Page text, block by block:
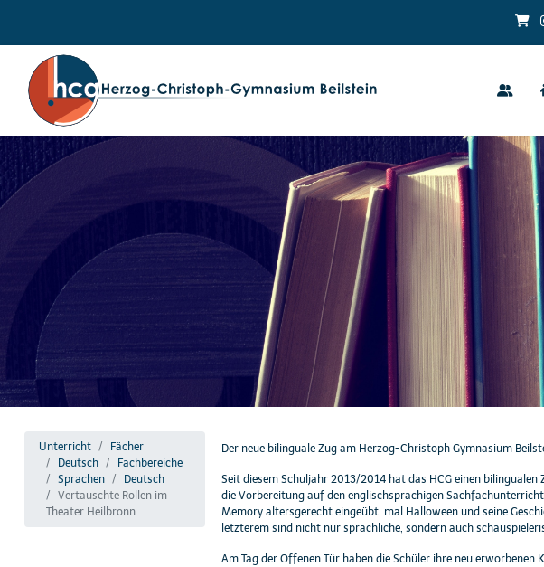
Unterricht
Fächer
Deutsch
Fachbereiche
Sprachen
Deutsch
Vertauschte Rollen im
Theater Heilbronn
Der neue bilinguale Zug am Herzog-Christoph Gymnasium
Seit diesem Schuljahr 2013/2014 hat das HCG einen
die Vorbereitung auf den englischsprachigen
Memory altersgerecht eingeübt, mal Halloween und seine
letzterem sind nicht nur sprachliche, sondern auch
Am Tag der Offenen Tür haben die Schüler ihre neu